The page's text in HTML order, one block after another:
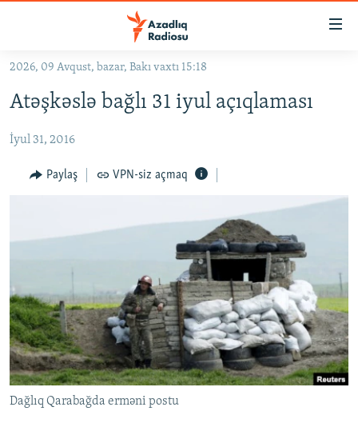
Əsas
qayıt
naviqasiyaya
Axtarışa
#İZAHLA
KORRUPSIOMETR
#ƏSLINDƏ
QANUNI DOĞRU
VIDEO
FOTOQALEREYA
İNFOQRAFIKA
KARIKATURA
RADIO ARXIV
OXU ZALI
AZƏRBAYCAN ƏDƏBIYYATI KITABXANASI
İSLAM VƏ DEMOKRATIYA
HAQQIMIZDA
MISSIYAMIZ
PEŞƏ ETIKASI VƏ JURNALISTIKA STANDARTLARIMIZ
BIZI IZLƏ
2026, 09 Avqust, bazar, Bakı vaxtı 15:18
Atəşkəslə bağlı 31 iyul açıqlaması
İyul 31, 2016
Paylaş VPN-siz açmaq
Dağlıq Qarabağda erməni postu